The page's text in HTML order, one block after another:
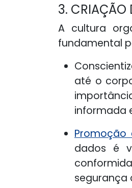
3. CRIAÇÃO
A cultura
fundamental
até o
informada
dados é
segurança